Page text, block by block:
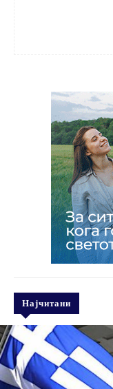
Најчитани